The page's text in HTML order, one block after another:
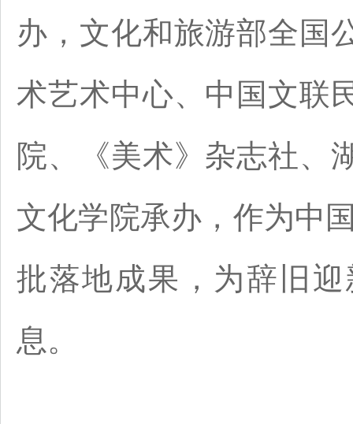
办，文化和旅游部全国
术艺术中心、中国文联
院、《美术》杂志社、
文化学院承办，作为中
批落地成果，为辞旧
息。